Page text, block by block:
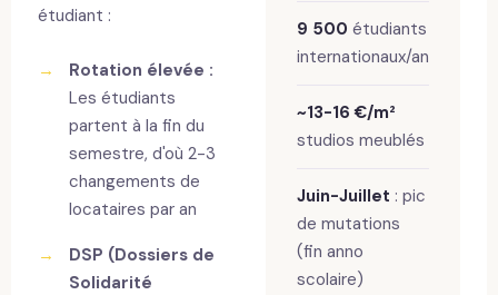
étudiant :
→
Rotation élevée :
Les étudiants
partent à la fin du
semestre, d'où 2-3
changements de
locataires par an
→
DSP (Dossiers de
Solidarité
9 500 étudiants
internationaux/an
~13-16 €/m²
studios meublés
Juin-Juillet : pic
de mutations
(fin anno
scolaire)